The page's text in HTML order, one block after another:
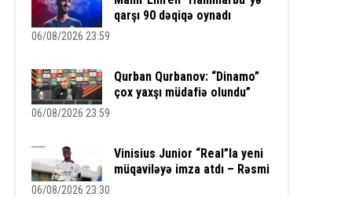
qarşı 90 dəqiqə oynadı
06/08/2026 23:59
Qurban Qurbanov: “Dinamo”
çox yaxşı müdafiə olundu”
06/08/2026 23:59
Vinisius Junior “Real”la yeni
müqaviləyə imza atdı – Rəsmi
06/08/2026 23:30